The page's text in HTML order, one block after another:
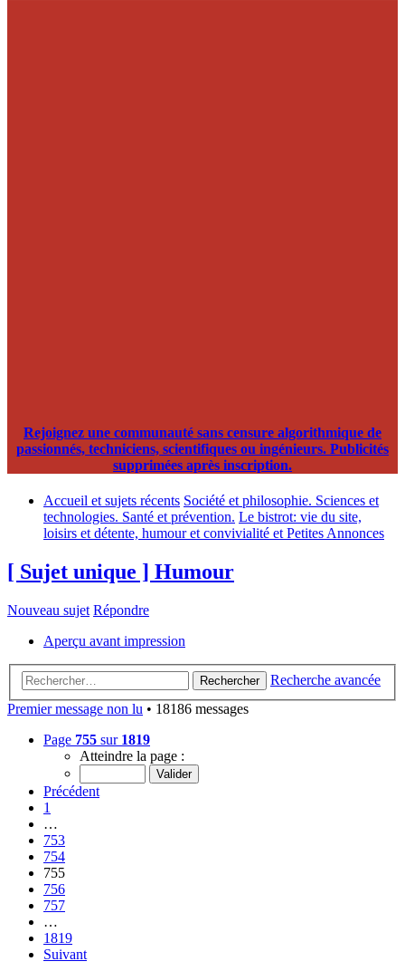
Rejoignez une communauté sans censure algorithmique de
passionnés, techniciens, scientifiques ou ingénieurs. Publicités
supprimées après inscription.
Accueil et sujets récents Société et philosophie. Sciences et
technologies. Santé et prévention. Le bistrot: vie du site,
loisirs et détente, humour et convivialité et Petites Annonces
[ Sujet unique ] Humour
Nouveau sujet Répondre
Aperçu avant impression
Rechercher
Recherche avancée
Premier message non lu • 18186 messages
Page 755 sur 1819
Atteindre la page :
Précédent
1
…
753
754
755
756
757
…
1819
Suivant